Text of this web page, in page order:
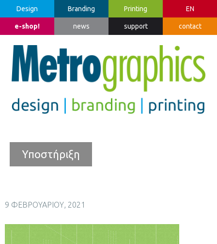
Design Branding Printing EN
e-shop! news support contact
Υποστήριξη
9 ΦΕΒΡΟΥΑΡΊΟΥ, 2021